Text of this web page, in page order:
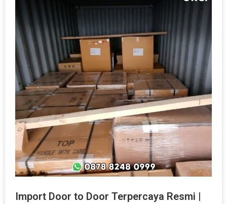
Import Door to Door Terpercaya Resmi |